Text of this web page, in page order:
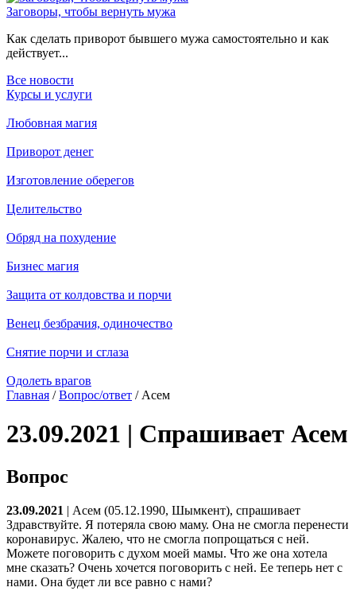
Заговоры, чтобы вернуть мужа
Как сделать приворот бывшего мужа самостоятельно и как
действует...
Все новости
Курсы и услуги
Любовная магия
Приворот денег
Изготовление оберегов
Целительство
Обряд на похудение
Бизнес магия
Защита от колдовства и порчи
Венец безбрачия, одиночество
Снятие порчи и сглаза
Одолеть врагов
Главная /Вопрос/ответ / Асем
23.09.2021 | Спрашивает Асем
Вопрос
23.09.2021 | Асем (05.12.1990, Шымкент), спрашивает
Здравствуйте. Я потеряла свою маму. Она не смогла перенести
коронавирус. Жалею, что не смогла попрощаться с ней.
Можете поговорить с духом моей мамы. Что же она хотела
мне сказать? Очень хочется поговорить с ней. Ее теперь нет с
нами. Она будет ли все равно с нами?